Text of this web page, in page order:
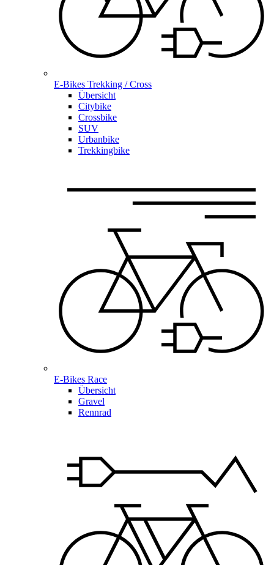
E-Bikes Trekking / Cross
Übersicht
Citybike
Crossbike
SUV
Urbanbike
Trekkingbike
E-Bikes Race
Übersicht
Gravel
Rennrad